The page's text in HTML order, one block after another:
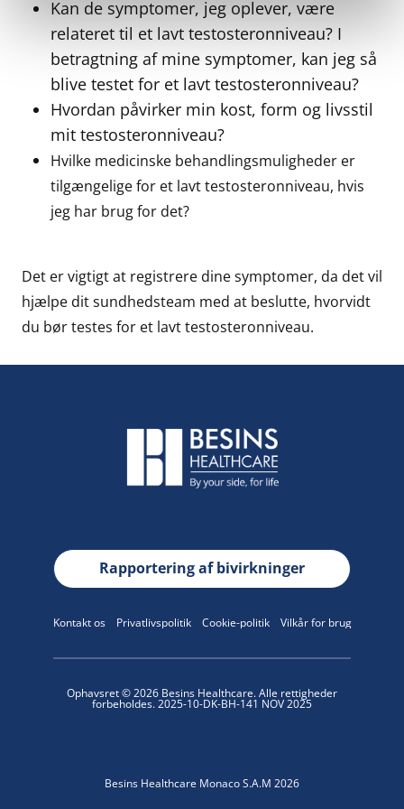
Kan de symptomer, jeg oplever, være
relateret til et lavt testosteronniveau? I
betragtning af mine symptomer, kan jeg så
blive testet for et lavt testosteronniveau?
Hvordan påvirker min kost, form og livsstil
mit testosteronniveau?
Hvilke medicinske behandlingsmuligheder er
tilgængelige for et lavt testosteronniveau, hvis
jeg har brug for det?
Det er vigtigt at registrere dine symptomer, da det vil
hjælpe dit sundhedsteam med at beslutte, hvorvidt
du bør testes for et lavt testosteronniveau.
Rapportering af bivirkninger
Kontakt os Privatlivspolitik Cookie-politik Vilkår for brug
Ophavsret © 2026 Besins Healthcare. Alle rettigheder
forbeholdes. 2025-10-DK-BH-141 NOV 2025
Besins Healthcare Monaco S.A.M 2026